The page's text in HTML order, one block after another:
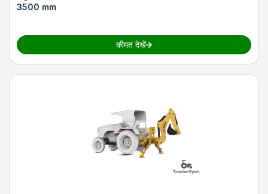
3500 mm
कीमत देखें